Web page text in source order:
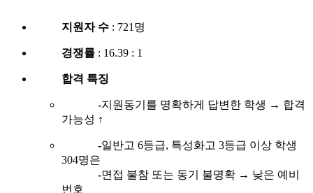
지원자 수 : 721명
경쟁률 : 16.39 : 1
합격 특징
-지원동기를 명확하게 답변한 학생 → 합격
가능성 ↑
-일반고 6등급, 특성화고 3등급 이상 학생
304명은
-면접 불참 또는 동기 불명확 → 낮은 예비
번호